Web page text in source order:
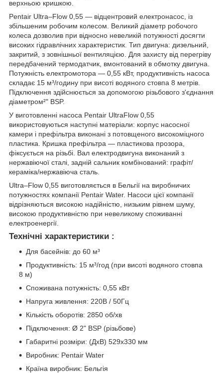
верхньою кришкою.
Pentair Ultra–Flow 0,55 — відцентровий електронасос, із
збільшеним робочим колесом. Великий діаметр робочого
колеса дозволив при відносно невеликій потужності досягти
високих гідравлічних характеристик. Тип двигуна: дизельний,
закритий, з зовнішньої вентиляцією. Для захисту від перегріву
передбачений термодатчик, вмонтований в обмотку двигуна.
Потужність електромотора — 0,55 кВт, продуктивність насоса
складає 15 м³/годину при висоті водяного стовпа 8 метрів.
Підключення здійснюється за допомогою різьбового з'єднання
діаметром²" BSP.
У виготовленні насоса Pentair UltraFlow 0,55
використовуються наступні матеріали: корпус насосної
камери і префільтра виконані з потовщеного високоміцного
пластика. Кришка префільтра — пластикова прозора,
фіксується на різьбі. Вал електродвигуна виконаний з
нержавіючої сталі, задній сальник комбінований: графіт/
кераміка/нержавіюча сталь.
Ultra–Flow 0,55 виготовляється в Бельгії на виробничих
потужностях компанії Pentair Water. Насоси цієї компанії
відрізняються високою надійністю, низьким рівнем шуму,
високою продуктивністю при невеликому споживанні
електроенергії.
Технічні характеристики :
Для басейнів: до 60 м³
Продуктивність: 15 м³/год (при висоті водяного стовпа
8 м)
Споживана потужність: 0,55 кВт
Напруга живлення: 220В / 50Гц
Кількість оборотів: 2850 об/хв
Підключення: Ø 2" BSP (різьбове)
Габаритні розміри: (ДхВ) 529х330 мм
Виробник: Pentair Water
Країна виробник: Бельгія